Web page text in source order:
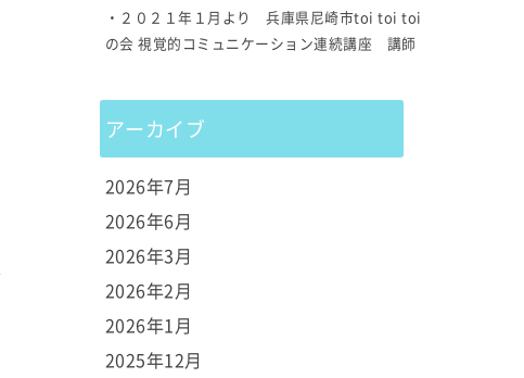
・２０２１年１月より 兵庫県尼崎市toi toi toi
の会 視覚的コミュニケーション連続講座 講師
アーカイブ
2026年7月
2026年6月
2026年3月
2026年2月
2026年1月
2025年12月